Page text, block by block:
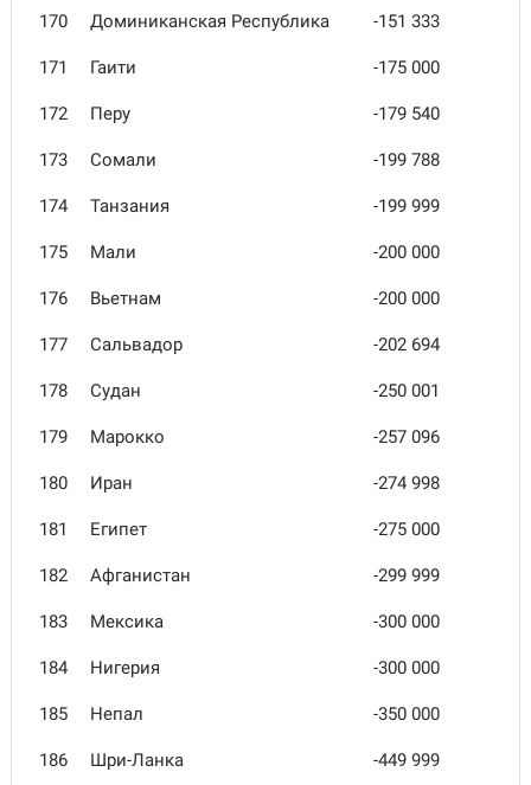
170 Доминиканская Республика -151 333
171 Гаити -175 000
172 Перу -179 540
173 Сомали -199 788
174 Танзания -199 999
175 Мали -200 000
176 Вьетнам -200 000
177 Сальвадор -202 694
178 Судан -250 001
179 Марокко -257 096
180 Иран -274 998
181 Египет -275 000
182 Афганистан -299 999
183 Мексика -300 000
184 Нигерия -300 000
185 Непал -350 000
186 Шри-Ланка -449 999